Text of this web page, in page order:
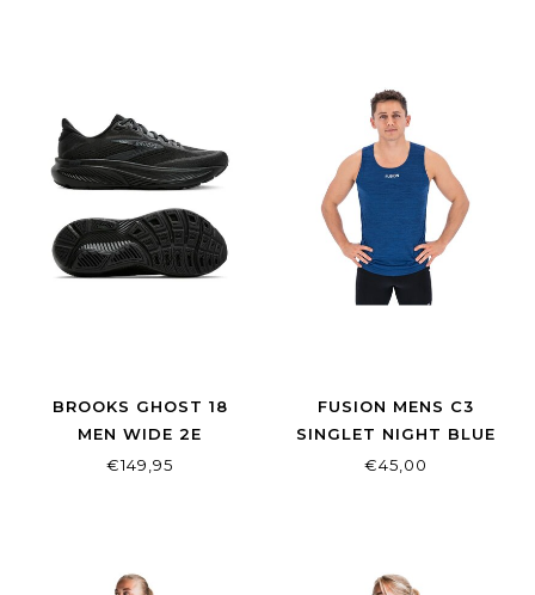
BROOKS GHOST 18
MEN WIDE 2E
BLACK/BLACK/EBONY
€149,95
FUSION MENS C3
SINGLET NIGHT BLUE
€45,00